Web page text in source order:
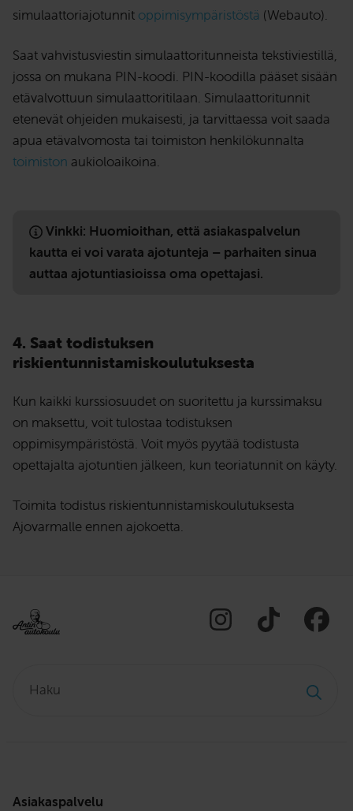
simulaattoriajotunnit oppimisympäristöstä (Webauto).
Saat vahvistusviestin simulaattoritunneista tekstiviestillä,
jossa on mukana PIN-koodi. PIN-koodilla pääset sisään
etävalvottuun simulaattoritilaan. Simulaattoritunnit
etenevät ohjeiden mukaisesti, ja tarvittaessa voit saada
apua etävalvomosta tai toimiston henkilökunnalta
toimiston aukioloaikoina.
Vinkki: Huomioithan, että asiakaspalvelun
kautta ei voi varata ajotunteja – parhaiten sinua
auttaa ajotuntiasioissa oma opettajasi.
4. Saat todistuksen
riskientunnistamiskoulutuksesta
Kun kaikki kurssiosuudet on suoritettu ja kurssimaksu
on maksettu, voit tulostaa todistuksen
oppimisympäristöstä. Voit myös pyytää todistusta
opettajalta ajotuntien jälkeen, kun teoriatunnit on käyty.
Toimita todistus riskientunnistamiskoulutuksesta
Ajovarmalle ennen ajokoetta.
Asiakaspalvelu